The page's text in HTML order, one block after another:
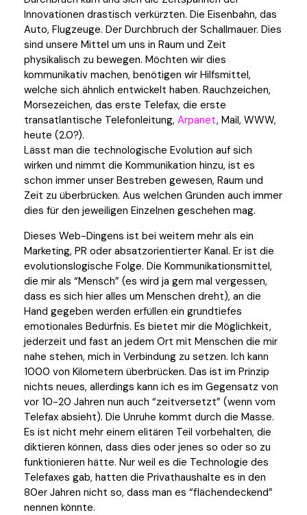
Innovationen drastisch verkürzten. Die Eisenbahn, das
Auto, Flugzeuge. Der Durchbruch der Schallmauer. Dies
sind unsere Mittel um uns in Raum und Zeit
physikalisch zu bewegen. Möchten wir dies
kommunikativ machen, benötigen wir Hilfsmittel,
welche sich ähnlich entwickelt haben. Rauchzeichen,
Morsezeichen, das erste Telefax, die erste
transatlantische Telefonleitung, Arpanet, Mail, WWW,
heute (2.0?).
Lässt man die technologische Evolution auf sich
wirken und nimmt die Kommunikation hinzu, ist es
schon immer unser Bestreben gewesen, Raum und
Zeit zu überbrücken. Aus welchen Gründen auch immer
dies für den jeweiligen Einzelnen geschehen mag.
Dieses Web-Dingens ist bei weitem mehr als ein
Marketing, PR oder absatzorientierter Kanal. Er ist die
evolutionslogische Folge. Die Kommunikationsmittel,
die mir als “Mensch” (es wird ja gern mal vergessen,
dass es sich hier alles um Menschen dreht), an die
Hand gegeben werden erfüllen ein grundtiefes
emotionales Bedürfnis. Es bietet mir die Möglichkeit,
jederzeit und fast an jedem Ort mit Menschen die mir
nahe stehen, mich in Verbindung zu setzen. Ich kann
1000 von Kilometern überbrücken. Das ist im Prinzip
nichts neues, allerdings kann ich es im Gegensatz von
vor 10-20 Jahren nun auch “zeitversetzt” (wenn vom
Telefax absieht). Die Unruhe kommt durch die Masse.
Es ist nicht mehr einem elitären Teil vorbehalten, die
diktieren können, dass dies oder jenes so oder so zu
funktionieren hätte. Nur weil es die Technologie des
Telefaxes gab, hatten die Privathaushalte es in den
80er Jahren nicht so, dass man es “flächendeckend”
nennen könnte.